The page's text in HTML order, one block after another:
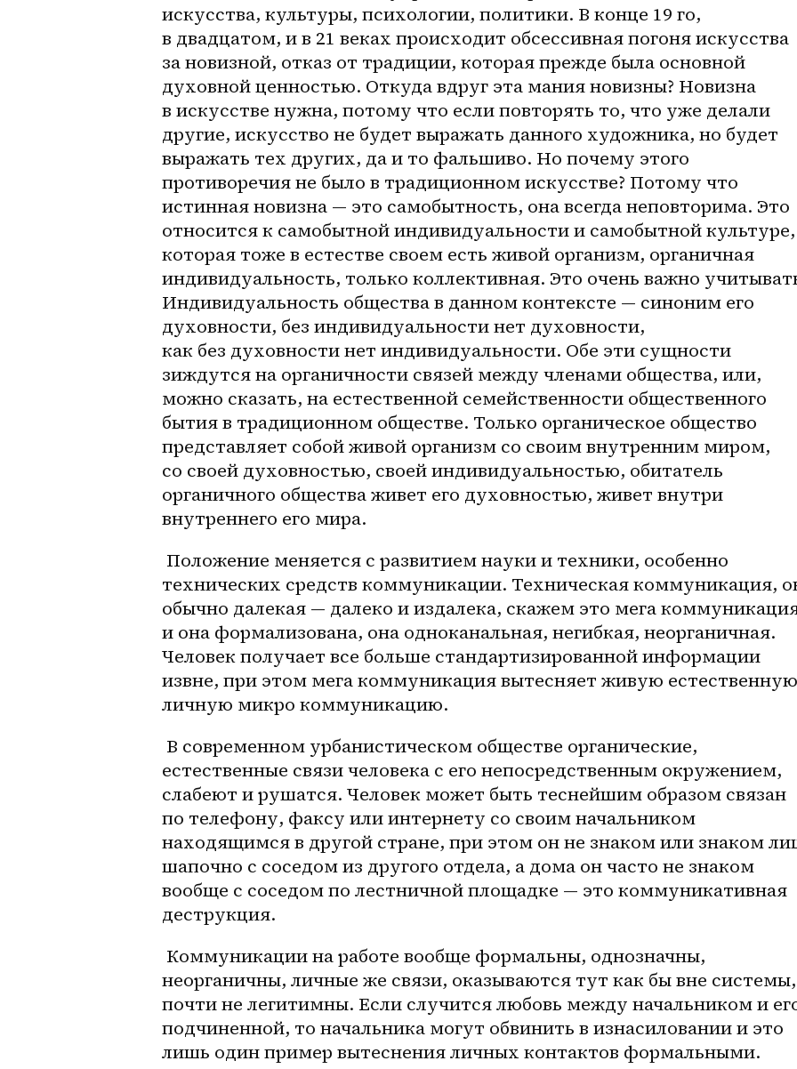
искусства, культуры, психологии, политики. В конце 19 го,
в двадцатом, и в 21 веках происходит обсессивная погоня искусства
за новизной, отказ от традиции, которая прежде была основной
духовной ценностью. Откуда вдруг эта мания новизны? Новизна
в искусстве нужна, потому что если повторять то, что уже делали
другие, искусство не будет выражать данного художника, но будет
выражать тех других, да и то фальшиво. Но почему этого
противоречия не было в традиционном искусстве? Потому что
истинная новизна — это самобытность, она всегда неповторима. Это
относится к самобытной индивидуальности и самобытной культуре,
которая тоже в естестве своем есть живой организм, органичная
индивидуальность, только коллективная. Это очень важно
Индивидуальность общества в данном контексте — синоним его
духовности, без индивидуальности нет духовности,
как без духовности нет индивидуальности. Обе эти сущности
зиждутся на органичности связей между членами общества, или,
можно сказать, на естественной семейственности общественного
бытия в традиционном обществе. Только органическое общество
представляет собой живой организм со своим внутренним миром,
со своей духовностью, своей индивидуальностью, обитатель
органичного общества живет его духовностью, живет внутри
внутреннего его мира.
технических средств коммуникации. Техническая коммуникация,
обычно далекая — далеко и издалека, скажем это мега
и она формализована, она одноканальная, негибкая, неорганичная.
Человек получает все больше стандартизированной информации
извне, при этом мега коммуникация вытесняет живую естественную
личную микро коммуникацию.
естественные связи человека с его непосредственным окружением,
слабеют и рушатся. Человек может быть теснейшим образом связан
по телефону, факсу или интернету со своим начальником
находящимся в другой стране, при этом он не знаком или знаком
шапочно с соседом из другого отдела, а дома он часто не знаком
вообще с соседом по лестничной площадке — это коммуникативная
деструкция.
неорганичны, личные же связи, оказываются тут как бы вне системы,
почти не легитимны. Если случится любовь между начальником и
подчиненной, то начальника могут обвинить в изнасиловании и это
лишь один пример вытеснения личных контактов формальными.